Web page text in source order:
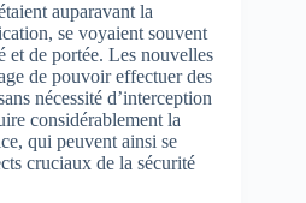
auparavant la
se voyaient souvent
et de portée. Les nouvelles
de pouvoir effectuer des
nécessité d’interception
considérablement la
qui peuvent ainsi se
cruciaux de la sécurité